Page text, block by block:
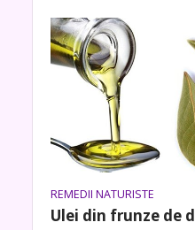
REMEDII NATURISTE
Ulei din frunze de